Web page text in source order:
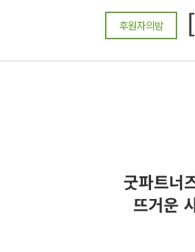
후원자의밤
굿파트너
뜨거운